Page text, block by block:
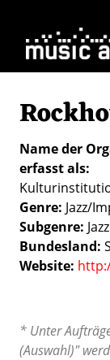
Name der
erfasst als
Genre Jazz/
Subgenre Jazz
Bundesland
Website
* Unter
(Auswahl)"